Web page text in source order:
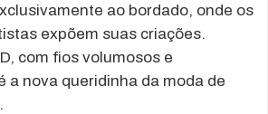
ao bordado, onde os
expõem suas criações.
com fios volumosos e
a nova queridinha da moda de